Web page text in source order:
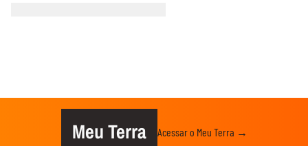
Meu Terra Acessar o Meu Terra →